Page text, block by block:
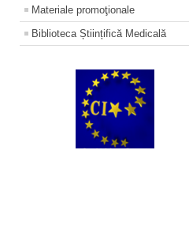
Materiale promoţionale
Biblioteca Științifică Medicală